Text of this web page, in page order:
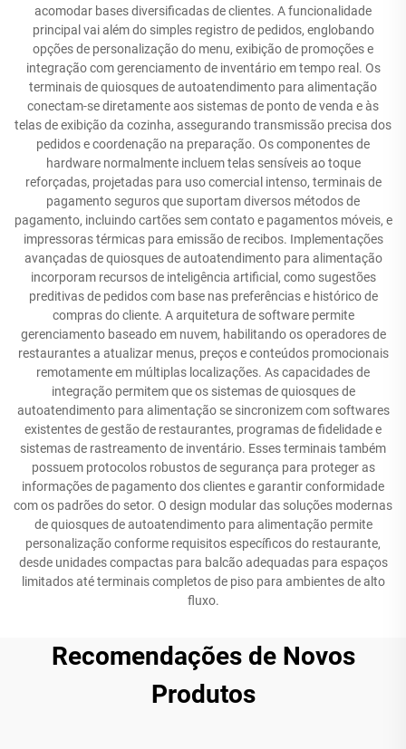
acomodar bases diversificadas de clientes. A funcionalidade
principal vai além do simples registro de pedidos, englobando
opções de personalização do menu, exibição de promoções e
integração com gerenciamento de inventário em tempo real. Os
terminais de quiosques de autoatendimento para alimentação
conectam-se diretamente aos sistemas de ponto de venda e às
telas de exibição da cozinha, assegurando transmissão precisa dos
pedidos e coordenação na preparação. Os componentes de
hardware normalmente incluem telas sensíveis ao toque
reforçadas, projetadas para uso comercial intenso, terminais de
pagamento seguros que suportam diversos métodos de
pagamento, incluindo cartões sem contato e pagamentos móveis, e
impressoras térmicas para emissão de recibos. Implementações
avançadas de quiosques de autoatendimento para alimentação
incorporam recursos de inteligência artificial, como sugestões
preditivas de pedidos com base nas preferências e histórico de
compras do cliente. A arquitetura de software permite
gerenciamento baseado em nuvem, habilitando os operadores de
restaurantes a atualizar menus, preços e conteúdos promocionais
remotamente em múltiplas localizações. As capacidades de
integração permitem que os sistemas de quiosques de
autoatendimento para alimentação se sincronizem com softwares
existentes de gestão de restaurantes, programas de fidelidade e
sistemas de rastreamento de inventário. Esses terminais também
possuem protocolos robustos de segurança para proteger as
informações de pagamento dos clientes e garantir conformidade
com os padrões do setor. O design modular das soluções modernas
de quiosques de autoatendimento para alimentação permite
personalização conforme requisitos específicos do restaurante,
desde unidades compactas para balcão adequadas para espaços
limitados até terminais completos de piso para ambientes de alto
fluxo.
Recomendações de Novos
Produtos